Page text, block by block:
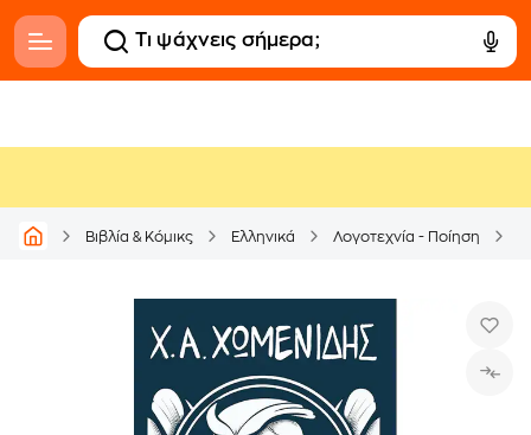
Βιβλία & Κόμικς Ελληνικά Λογοτεχνία - Ποίηση